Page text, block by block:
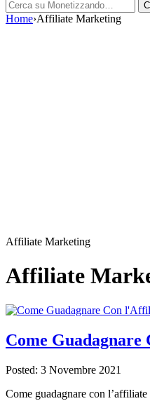
Cerca
Home›Affiliate Marketing
Affiliate Marketing
Affiliate
Come
Posted: 3 Novembre 2021
Come guadagnare con